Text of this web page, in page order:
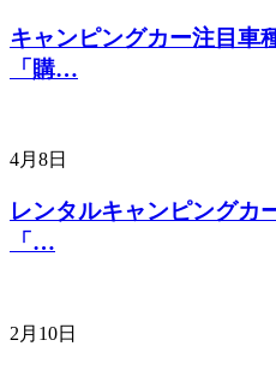
キャンピングカー注目車
「購…
4月8日
レンタルキャンピングカ
「…
2月10日